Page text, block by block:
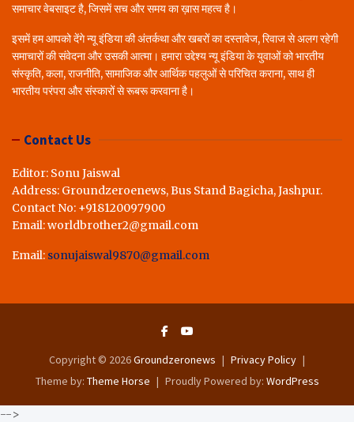
समाचार वेबसाइट है, जिसमें सच और समय का ख़ास महत्व है।
इसमें हम आपको देंगे न्यू इंडिया की अंतर्कथा और खबरों का दस्तावेज, रिवाज से अलग रहेगी
समाचारों की संवेदना और उसकी आत्मा। हमारा उद्देश्य न्यू इंडिया के युवाओं को भारतीय
संस्कृति, कला, राजनीति, सामाजिक और आर्थिक पहलुओं से परिचित कराना, साथ ही
भारतीय परंपरा और संस्कारों से रूबरू करवाना है।
Contact Us
Editor: Sonu Jaiswal
Address: Groundzeroenews, Bus Stand Bagicha, Jashpur.
Contact No: +918120097900
Email: worldbrother2@gmail.com
Email: sonujaiswal9870@gmail.com
Copyright © 2026Groundzeronews
Privacy Policy
Theme by: Theme Horse Proudly Powered by: WordPress
-->